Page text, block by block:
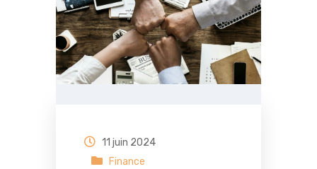
11 juin 2024
Finance